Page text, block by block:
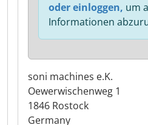
soni machines e.K.
Oewerwischenweg 1
1846 Rostock
Germany
oder einloggen, um
Informationen